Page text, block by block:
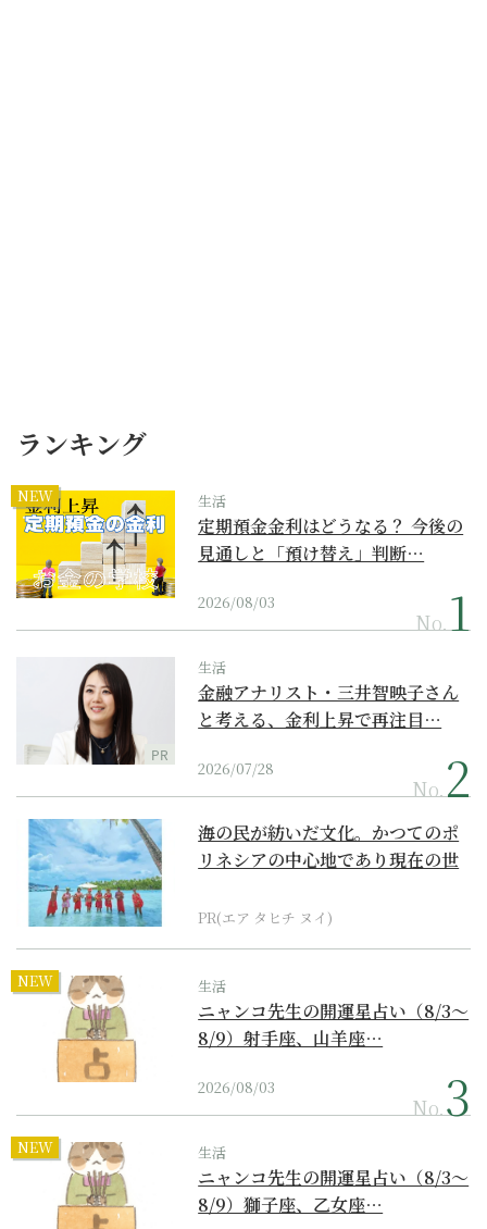
ランキング
NEW 生活
定期預金金利はどうなる？ 今後の
見通しと「預け替え」判断…
2026/08/03
No.
PR
生活
金融アナリスト・三井智映子さん
と考える、金利上昇で再注目…
2026/07/28
No.
海の民が紡いだ文化。かつてのポ
リネシアの中心地であり現在の世
PR(エア タヒチ ヌイ)
NEW 生活
ニャンコ先生の開運星占い（8/3～
8/9）射手座、山羊座…
2026/08/03
No.
NEW 生活
ニャンコ先生の開運星占い（8/3～
8/9）獅子座、乙女座…